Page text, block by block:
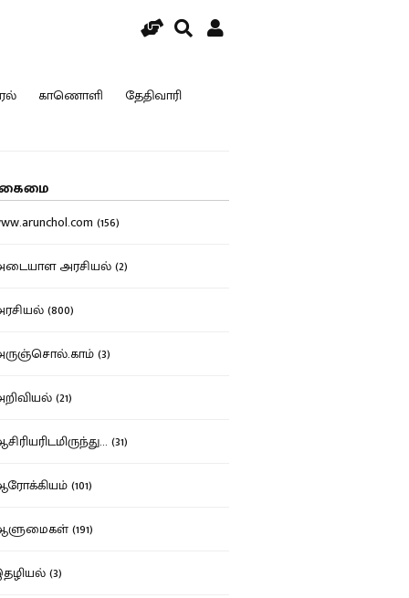
காணொளி தேதிவாரி
(156)
அரசியல் (2)
(800)
(3)
(21)
(31)
(101)
(191)
(3)